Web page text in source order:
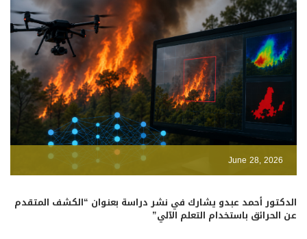
June 28, 2026
الدكتور أحمد عبدو يشارك في نشر دراسة بعنوان “الكشف المتقدم
عن الحرائق باستخدام التعلم الآلي”